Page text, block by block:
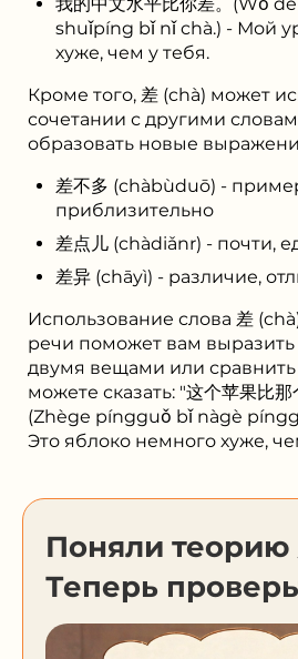
shuǐpíng bǐ nǐ chà.) - Мой
хуже, чем у тебя.
Кроме того, 差 (chà) может
сочетании с другими
образовать новые
差不多 (chàbùduō) -
приблизительно
差点儿 (chàdiǎnr) - почти,
差异 (chāyì) - различие,
Использование слова 差
речи поможет вам
двумя вещами или
можете сказать: "这个苹果比那
(Zhège píngguǒ bǐ nàgè
Это яблоко немного хуже,
Поняли теорию
Теперь